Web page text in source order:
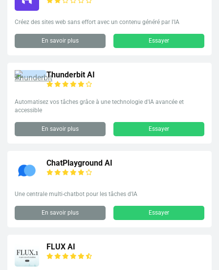
Créez des sites web sans effort avec un contenu généré par l'IA
En savoir plus Essayer
Thunderbit AI
Automatisez vos tâches grâce à une technologie d'IA avancée et
accessible
En savoir plus Essayer
ChatPlayground AI
Une centrale multi-chatbot pour les tâches d'IA
En savoir plus Essayer
FLUX AI